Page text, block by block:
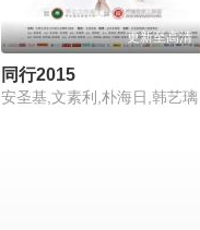
更新至高清
同行2015
安圣基,文素利,朴海日,韩艺璃